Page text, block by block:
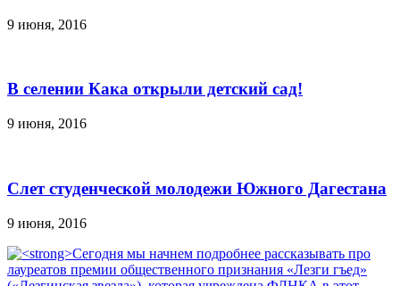
9 июня, 2016
В селении Кака открыли детский сад!
9 июня, 2016
Слет студенческой молодежи Южного Дагестана
9 июня, 2016